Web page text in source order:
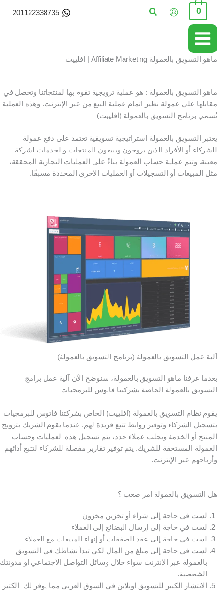
تخطي
المحتوى
0 البحث 201122338735
ماهو التسويق بالعمولة Affiliate Marketing | افلييت
ماهو التسويق بالعمولة : هو عملية ترويجية تقوم بها لمنتجاتنا وتحصل في
مقابلها علي عمولة نظير اتمام عملية البيع من عبر الإنترنت. وهذه العملية
تُسمي برنامج التسويق بالعمولة (افلييت)
يعتبر التسويق بالعمولة استراتيجية تسويقية تعتمد على دفع عمولة
للشركاء أو الأفراد الذين يروجون ويبيعون المنتجات والخدمات لشركة
معينة. وتتم عملية حساب العمولة بناءً على العمليات التجارية المحققة،
مثل المبيعات أو التسجيلات أو العمليات الأخرى المحددة مسبقًا.
آلية عمل التسويق بالعمولة (برنامج التسويق بالعمولة)
بعدما عرفنا ماهو التسويق بالعمولة، سنوضح الآن آلية عمل برامج
التسويق بالعمولة الخاصة بشركتنا فاتوس للبرمجيات
يقوم نظام التسويق بالعمولة (افلييت) الخاص بشركتنا فاتوس للبرمجيات
بتسجيل الشركاء وتوفير روابط تتبع فريدة لهم. عندما يقوم الشريك بترويج
المنتج أو الخدمة ويجلب عملاء جدد، يتم تسجيل هذه العمليات وحساب
العمولة المستحقة للشريك. يتم توفير تقارير مفصلة للشركاء لتتبع أدائهم
وأرباحهم عبر الإنترنت.
هل التسويق بالعمولة امر صعب ؟
لست في حاجة إلى شراء أو تخزين مخزون
لست في حاجة إلى إرسال البضائع إلى العملاء
لست في حاجة إلى عقد الصفقات أو إنهاء المبيعات مع العملاء
لست في حاجة إلى مبلغ من المال لكي تبدأ نشاطك في التسويق
بالعمولة عبر الإنترنت سواء خلال وسائل التواصل الاجتماعي او مدونتك
الشخصية.
الانتشار الكبير للتسويق اونلاين في السوق العربي مما يوفر لك الكثير